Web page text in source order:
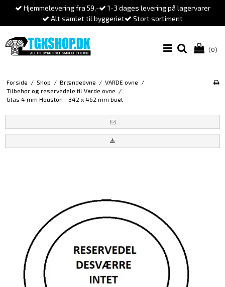
Hjemmelevering fra 59,-
1-3 dages levering på lagervarer
Alt samlet til byggeriet
Stort sortiment
(0)
Forside / Shop / Brændeovne / VARDE ovne /
Tilbehør og reservedele til Varde ovne /
Glas 4 mm Houston - 342 x 462 mm buet